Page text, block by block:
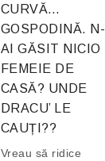
CURVĂ…
GOSPODINĂ. N-
AI GĂSIT NICIO
FEMEIE DE
CASĂ? UNDE
DRACU’ LE
CAUȚI??
Vreau să ridice